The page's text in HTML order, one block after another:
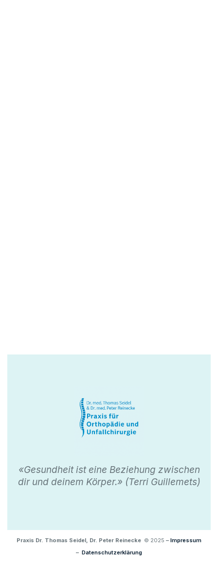
«Gesundheit ist eine Beziehung zwischen
dir und deinem Körper.» (Terri Guillemets)
Praxis Dr. Thomas Seidel, Dr. Peter Reinecke © 2025 – Impressum
– Datenschutzerklärung